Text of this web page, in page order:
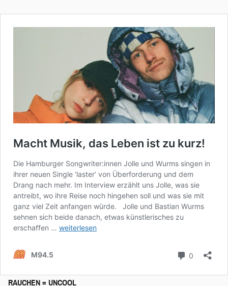
RAUCHEN = UNCOOL